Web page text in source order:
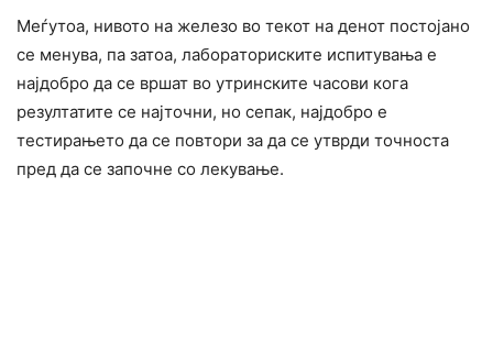
Меѓутоа, нивото на железо во текот на денот постојано
се менува, па затоа, лабоpaториските иcпитувања е
најдобро да се вршат во утринските часови кога
резултатите се најточни, но сепак, најдобро е
тестирањето да се повтори за да се утврди точноста
пред да се започне со лекување.